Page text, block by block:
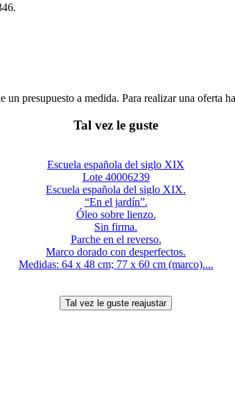
presupuesto a medida. Para realizar una oferta
Tal vez le guste
Escuela española del siglo XIX
Lote 40006239
Escuela española del siglo XIX.
“En el jardín”.
Óleo sobre lienzo.
Sin firma.
Parche en el reverso.
Marco dorado con desperfectos.
Medidas: 64 x 48 cm; 77 x 60 cm (marco)....